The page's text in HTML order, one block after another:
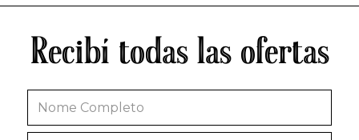
Recibí todas las ofertas